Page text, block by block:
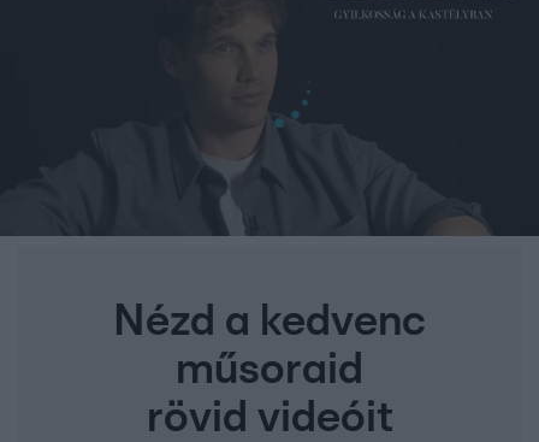
Nézd a kedvenc
műsoraid
rövid videóit